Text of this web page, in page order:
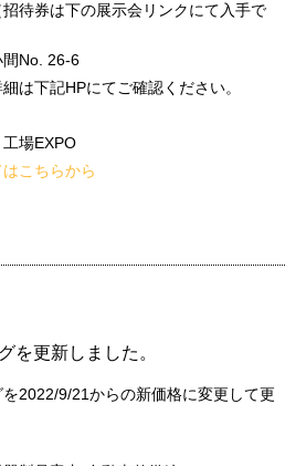
の展示会リンクにて入手で
No. 26-6
下記HPにてご確認ください。
場EXPO
こちらから
を更新しました。
2022/9/21からの新価格に変更して更